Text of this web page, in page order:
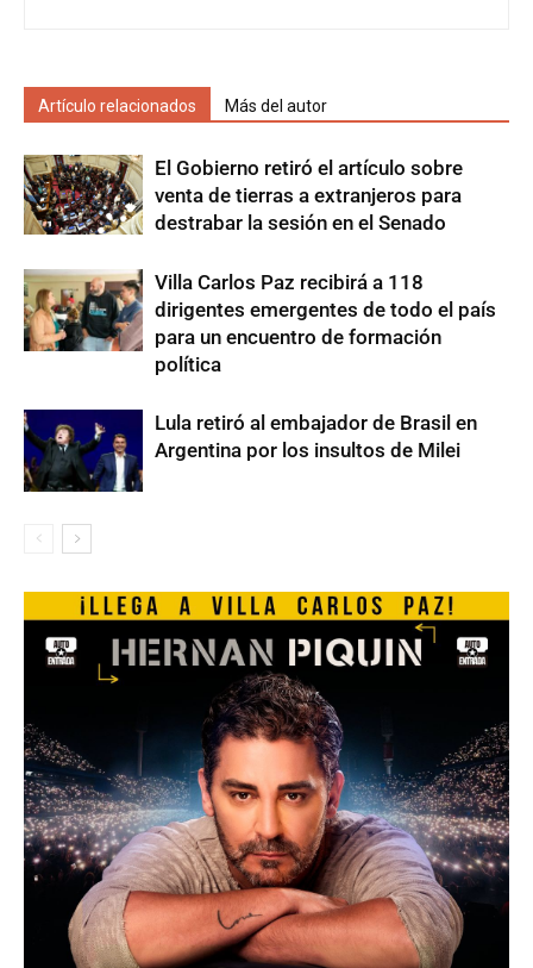
Artículo relacionados Más del autor
El Gobierno retiró el artículo sobre
venta de tierras a extranjeros para
destrabar la sesión en el Senado
Villa Carlos Paz recibirá a 118
dirigentes emergentes de todo el país
para un encuentro de formación
política
Lula retiró al embajador de Brasil en
Argentina por los insultos de Milei